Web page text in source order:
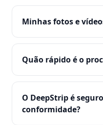
Minhas fotos e
Quão rápido é o
O DeepStrip é
conformidade?